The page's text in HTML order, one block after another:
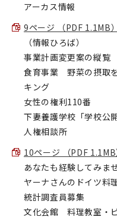
アーカス情報
9ページ （PDF 1.1MB）
（情報ひろば）
事業計画変更案の縦覧
食育事業 野菜の摂取
キング
女性の権利110番
下妻養護学校「学校公
人権相談所
10ページ （PDF 1.1MB
あなたも経験してみ
ヤーナさんのドイツ料
統計調査員募集
文化会館 料理教室・